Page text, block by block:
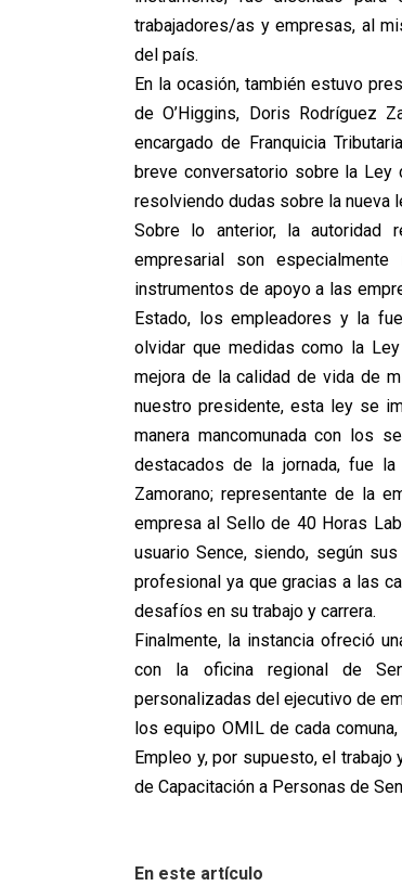
trabajadores/as y empresas, al
del país.
En la ocasión, también estuvo
de O’Higgins, Doris Rodríguez
encargado de Franquicia
breve conversatorio sobre la Ley
resolviendo dudas sobre la nueva
Sobre lo anterior, la autoridad
empresarial son
instrumentos de apoyo a las
Estado, los empleadores y la
olvidar que medidas como la
mejora de la calidad de vida de
nuestro presidente, esta ley se
manera mancomunada con los
destacados de la jornada, fue
Zamorano; representante de la
empresa al Sello de 40 Horas
usuario Sence, siendo, según
profesional ya que gracias a las
desafíos en su trabajo y carrera.
Finalmente, la instancia ofreció
con la oficina regional de
personalizadas del ejecutivo de
los equipo OMIL de cada
Empleo y, por supuesto, el
de Capacitación a Personas de
En este artículo